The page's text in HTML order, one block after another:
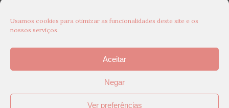
Usamos cookies para otimizar as funcionalidades deste site e os
nossos serviços.
Aceitar
Negar
Ver preferências